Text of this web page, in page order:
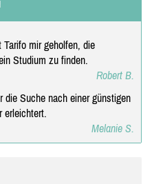
mir geholfen, die
Studium zu finden.
Robert B.
die Suche nach einer günstigen
erleichtert.
Melanie S.